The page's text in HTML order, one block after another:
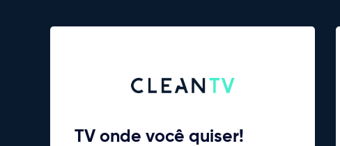
TV onde você quiser!